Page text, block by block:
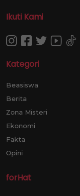
Ikuti Kami
Kategori
Beasiswa
Berita
Zona Misteri
Ekonomi
Fakta
Opini
forHat